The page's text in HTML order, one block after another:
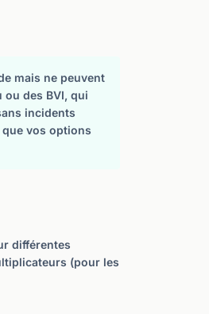
mais ne peuvent
des BVI, qui
incidents
vos options
différentes
(pour les